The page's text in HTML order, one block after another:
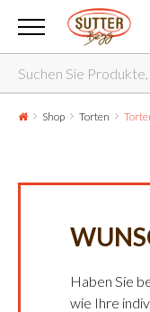
Shop Torten
Haben Sie
wie Ihre